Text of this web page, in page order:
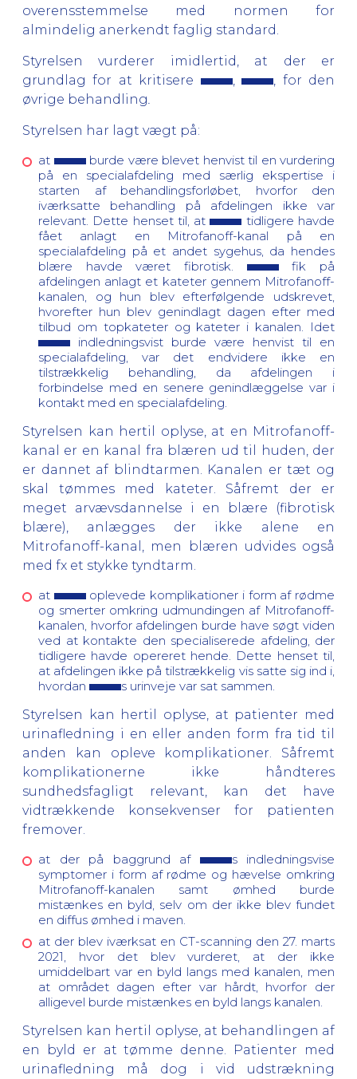
overensstemmelse med normen for
almindelig anerkendt faglig standard.
Styrelsen vurderer imidlertid, at der er
grundlag for at kritisere
,
, for den
øvrige behandling.
Styrelsen har lagt vægt på:
at
burde være blevet henvist til en vurdering
på en specialafdeling med særlig ekspertise i
starten af behandlingsforløbet, hvorfor den
iværksatte behandling på afdelingen ikke var
relevant. Dette henset til, at
tidligere havde
fået anlagt en Mitrofanoff-kanal på en
specialafdeling på et andet sygehus, da hendes
blære havde været fibrotisk.
fik på
afdelingen anlagt et kateter gennem Mitrofanoff-
kanalen, og hun blev efterfølgende udskrevet,
hvorefter hun blev genindlagt dagen efter med
tilbud om topkateter og kateter i kanalen. Idet
indledningsvist burde være henvist til en
specialafdeling, var det endvidere ikke en
tilstrækkelig behandling, da afdelingen i
forbindelse med en senere genindlæggelse var i
kontakt med en specialafdeling.
Styrelsen kan hertil oplyse, at en Mitrofanoff-
kanal er en kanal fra blæren ud til huden, der
er dannet af blindtarmen. Kanalen er tæt og
skal tømmes med kateter. Såfremt der er
meget arvævsdannelse i en blære (fibrotisk
blære), anlægges der ikke alene en
Mitrofanoff-kanal, men blæren udvides også
med fx et stykke tyndtarm.
at
oplevede komplikationer i form af rødme
og smerter omkring udmundingen af Mitrofanoff-
kanalen, hvorfor afdelingen burde have søgt viden
ved at kontakte den specialiserede afdeling, der
tidligere havde opereret hende. Dette henset til,
at afdelingen ikke på tilstrækkelig vis satte sig ind i,
hvordan
s urinveje var sat sammen.
Styrelsen kan hertil oplyse, at patienter med
urinafledning i en eller anden form fra tid til
anden kan opleve komplikationer. Såfremt
komplikationerne ikke håndteres
sundhedsfagligt relevant, kan det have
vidtrækkende konsekvenser for patienten
fremover.
at der på baggrund af
s indledningsvise
symptomer i form af rødme og hævelse omkring
Mitrofanoff-kanalen samt ømhed burde
mistænkes en byld, selv om der ikke blev fundet
en diffus ømhed i maven.
at der blev iværksat en CT-scanning den 27. marts
2021, hvor det blev vurderet, at der ikke
umiddelbart var en byld langs med kanalen, men
at området dagen efter var hårdt, hvorfor der
alligevel burde mistænkes en byld langs kanalen.
Styrelsen kan hertil oplyse, at behandlingen af
en byld er at tømme denne. Patienter med
urinafledning må dog i vid udstrækning